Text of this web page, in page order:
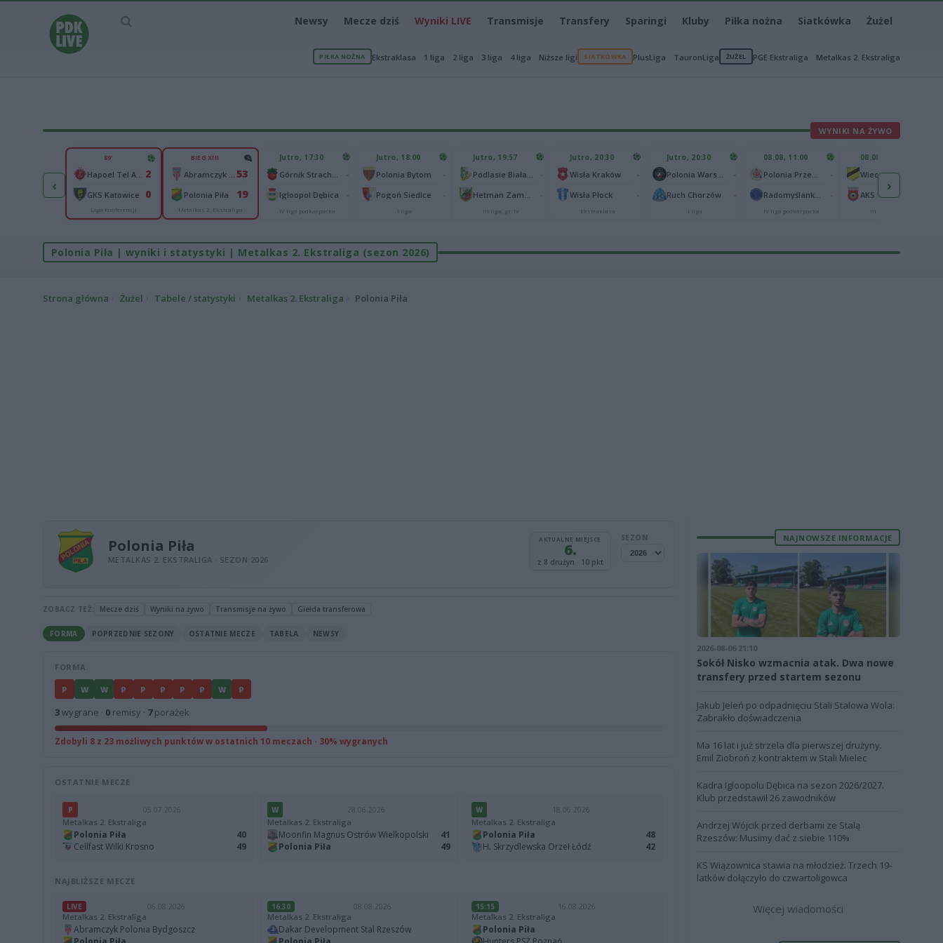
Newsy Mecze dziś Wyniki LIVE Transmisje Transfery Sparingi Kluby Piłka nożna Siatkówka Żużel
PIŁKA NOŻNA Ekstraklasa 1 liga 2 liga 3 liga 4 liga Niższe ligi SIATKÓWKA PlusLiga TauronLiga ŻUŻEL PGE Ekstraliga Metalkas 2. Ekstraliga
WYNIKI NA ŻYWO
‹
Raków Częstochowa0
0
89'
2
GKS Katowice 0
Liga Konferencji
BIEG XIII
53
Polonia Piła 19
Metalkas 2. Ekstraliga
Jutro, 17:30
Igloopol Dębica
IV liga podkarpacka
Jutro, 18:00
Polonia Bytom
Pogoń Siedlce
I liga
Jutro, 19:57
III liga, gr. IV
Jutro, 20:30
Wisła Kraków
Wisła Płock
Ekstraklasa
Jutro, 20:30
Ruch Chorzów
I liga
08.08, 11:00
IV liga podkarpacka
08.08, 12:00
III liga, gr. IV
›
Polonia Piła | wyniki i statystyki | Metalkas 2. Ekstraliga (sezon 2026)
Strona główna Żużel Tabele / statystyki Metalkas 2. Ekstraliga Polonia Piła
Polonia Piła
METALKAS 2. EKSTRALIGA · SEZON 2026
AKTUALNE MIEJSCE
6.
z 8 drużyn · 10 pkt
SEZON
ZOBACZ TEŻ: Mecze dziś Wyniki na żywo Transmisje na żywo Giełda transferowa
FORMA POPRZEDNIE SEZONY OSTATNIE MECZE TABELA NEWSY
FORMA
P W W P P P P P W P
3wygrane · 0 remisy · 7porażek
Zdobyli 8 z 23 możliwych punktów w ostatnich 10 meczach · 30% wygranych
OSTATNIE MECZE
P 05.07.2026
Metalkas 2. Ekstraliga
Polonia Piła
40
Cellfast Wilki Krosno
49
W 28.06.2026
Metalkas 2. Ekstraliga
Moonfin Magnus Ostrów Wielkopolski
41
Polonia Piła
49
W 18.06.2026
Metalkas 2. Ekstraliga
Polonia Piła
48
H. Skrzydlewska Orzeł Łódź
42
NAJBLIŻSZE MECZE
LIVE 06.08.2026
Metalkas 2. Ekstraliga
Abramczyk Polonia Bydgoszcz
16:30 08.08.2026
Metalkas 2. Ekstraliga
Dakar Development Stal Rzeszów
15:15 16.08.2026
Metalkas 2. Ekstraliga
Polonia Piła
NAJNOWSZE INFORMACJE
2026-08-06 21:10
Sokół Nisko wzmacnia atak. Dwa nowe
transfery przed startem sezonu
Jakub Jeleń po odpadnięciu Stali Stalowa Wola:
Zabrakło doświadczenia
Ma 16 lat i już strzela dla pierwszej drużyny.
Emil Ziobroń z kontraktem w Stali Mielec
Kadra Igloopolu Dębica na sezon 2026/2027.
Klub przedstawił 26 zawodników
Andrzej Wójcik przed derbami ze Stalą
Rzeszów: Musimy dać z siebie 110%
KS Wiązownica stawia na młodzież. Trzech 19-
latków dołączyło do czwartoligowca
Więcej wiadomości